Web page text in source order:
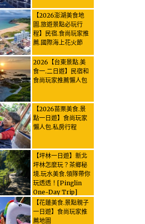
【2026澎湖美食地
圖.旅遊景點必玩行
程】民宿.食尚玩家推
薦.國際海上花火節
2026【台東景點.美
食一.二日遊】民宿和
食尚玩家推薦懶人包
【2026苗栗美食.景
點一日遊】食尚玩家
懶人包.私房行程
【坪林一日遊】新北
坪林怎麼玩？茶鄉秘
境.玩水美食.領隊帶你
玩透透！[Pinglin
One-Day Trip]
How to explore
Pinglin, New
Taipei? Tea Village
【花蓮美食.景點親子
一日遊】食尚玩家推
薦地圖